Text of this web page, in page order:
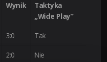
Wynik
Taktyka
„Wide Play”
3:0 Tak
2:0 Nie